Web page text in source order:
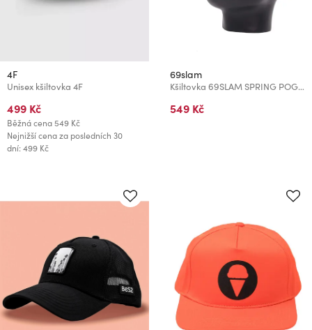
4F
Unisex kšiltovka 4F
499 Kč
Běžná cena549 Kč
Nejnižší cena za posledních 30
dní: 499 Kč
69slam
Kšiltovka 69SLAM SPRING POGS CURVED BRIM
549 Kč